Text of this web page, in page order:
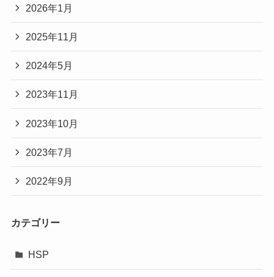
2026年1月
2025年11月
2024年5月
2023年11月
2023年10月
2023年7月
2022年9月
カテゴリー
HSP